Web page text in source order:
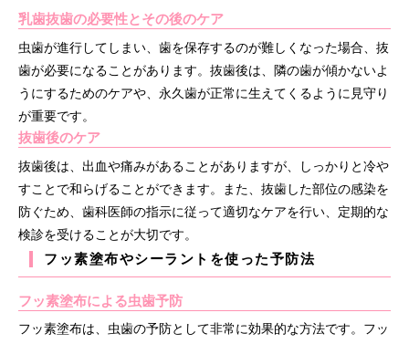
乳歯抜歯の必要性とその後のケア
虫歯が進行してしまい、歯を保存するのが難しくなった場合、抜
歯が必要になることがあります。抜歯後は、隣の歯が傾かないよ
うにするためのケアや、永久歯が正常に生えてくるように見守り
が重要です。
抜歯後のケア
抜歯後は、出血や痛みがあることがありますが、しっかりと冷や
すことで和らげることができます。また、抜歯した部位の感染を
防ぐため、歯科医師の指示に従って適切なケアを行い、定期的な
検診を受けることが大切です。
フッ素塗布やシーラントを使った予防法
フッ素塗布による虫歯予防
フッ素塗布は、虫歯の予防として非常に効果的な方法です。フッ